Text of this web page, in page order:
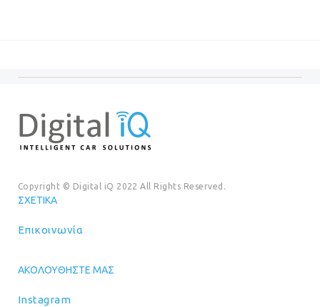
Copyright © Digital iQ 2022 All Rights Reserved.
ΣΧΕΤΙΚΆ
Επικοινωνία
ΑΚΟΛΟΥΘΉΣΤΕ ΜΑΣ
Instagram